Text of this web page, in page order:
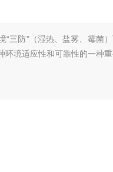
“三防"（湿热、盐雾、霉菌
环境适应性和可靠性的一种